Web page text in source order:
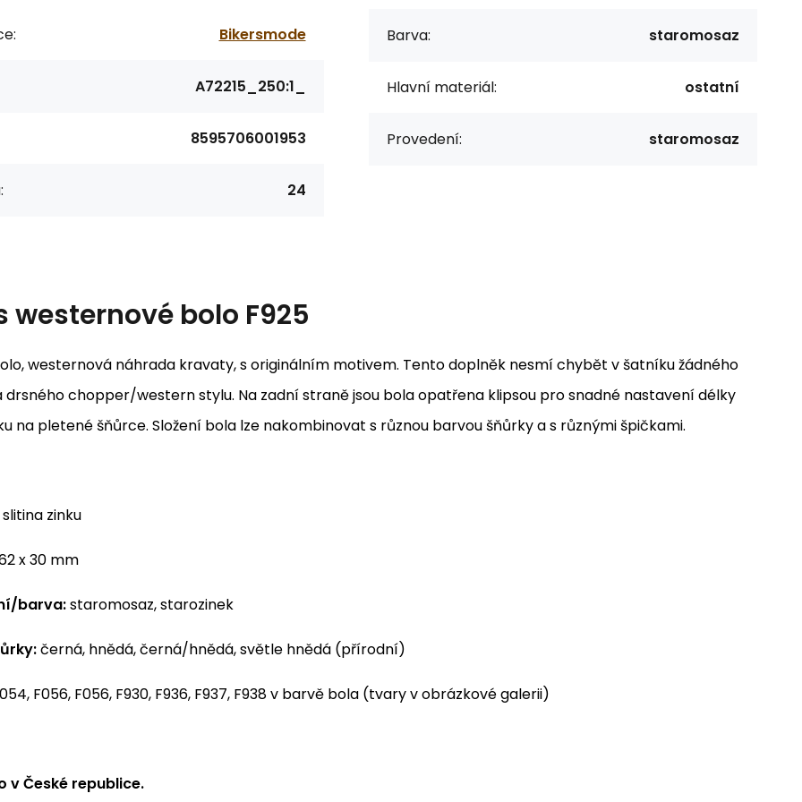
Bikersmode
A72215_250:1_
8595706001953
24
Barva: staromosaz
Hlavní materiál: ostatní
Provedení: staromosaz
westernové bolo F925
westernová náhrada kravaty, s originálním motivem. Tento doplněk nesmí chybět v šatníku žádného
drsného chopper/western stylu. Na zadní straně jsou bola opatřena klipsou pro snadné nastavení délky
na pletené šňůrce. Složení bola lze nakombinovat s různou barvou šňůrky a s různými špičkami.
slitina zinku
x 30 mm
barva:staromosaz, starozinek
černá, hnědá, černá/hnědá, světle hnědá (přírodní)
F056, F056, F930, F936, F937, F938 v barvě bola (tvary v obrázkové galerii)
v České republice.